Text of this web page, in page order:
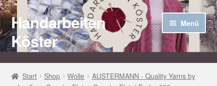
Zur
Navigation
springen
Zum
Inhalt
springen
Handarbeiten
Köster
Menü
Startseite
Start Shop Wolle
AUSTERMANN - Quality Yarns by